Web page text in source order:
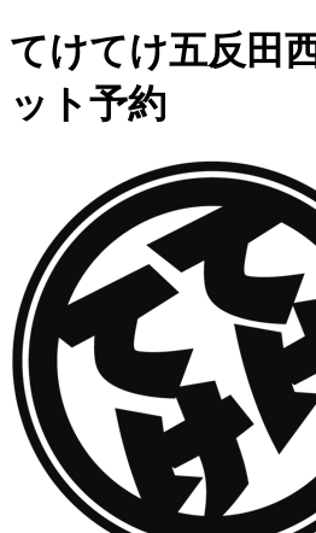
てけてけ五反田
ット予約